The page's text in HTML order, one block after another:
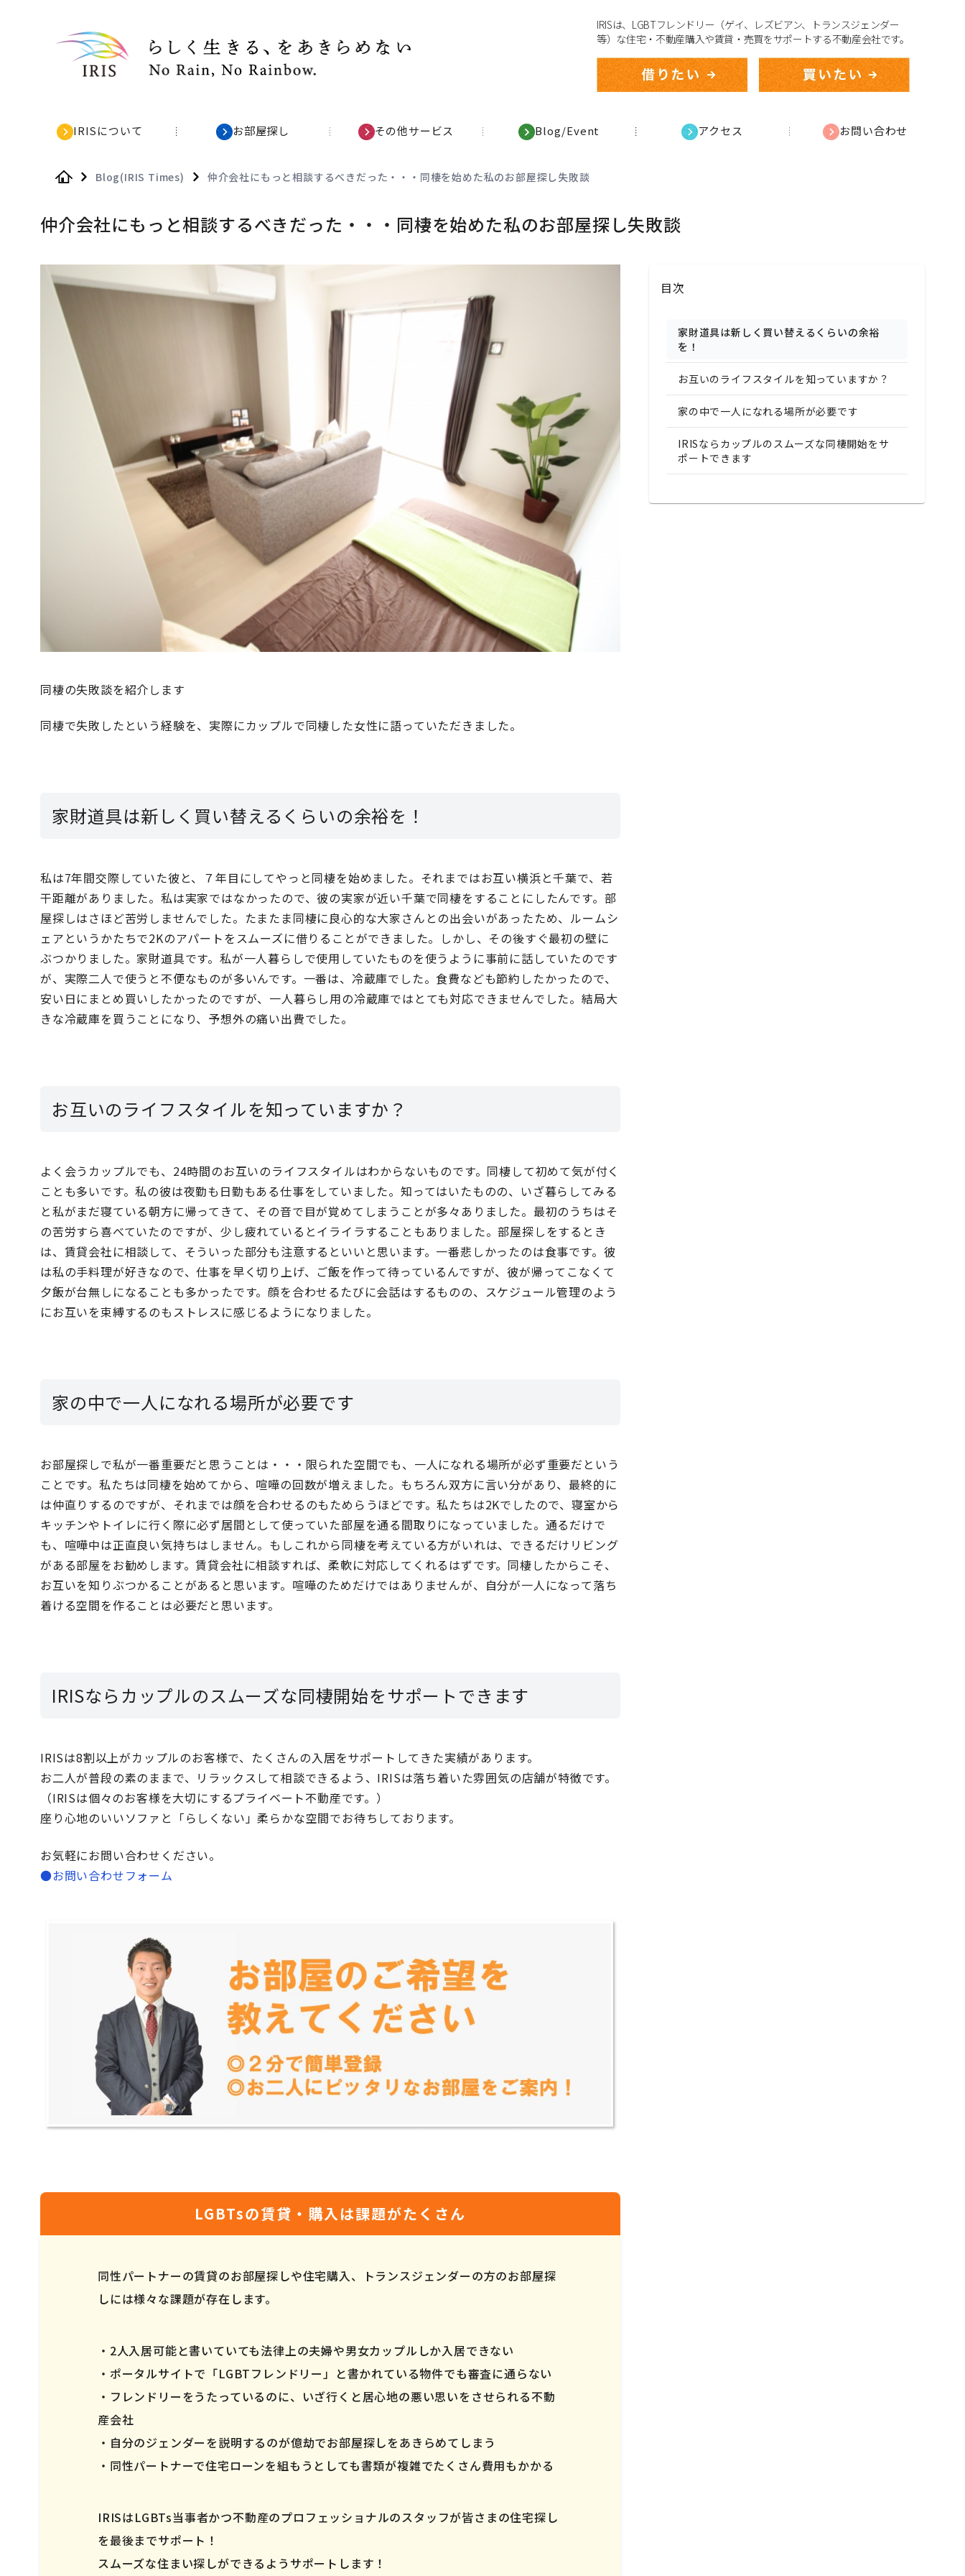
IRISは、LGBTフレンドリー（ゲイ、レズビアン、トランスジェンダー
等）な住宅・不動産購入や賃貸・売買をサポートする不動産会社です。
IRISについて お部屋探し その他サービス Blog/Event アクセス お問い合わせ
Blog(IRIS Times) 仲介会社にもっと相談するべきだった・・・同棲を始めた私のお部屋探し失敗談
仲介会社にもっと相談するべきだった・・・同棲を始めた私のお部屋探し失敗談
同棲の失敗談を紹介します
同棲で失敗したという経験を、実際にカップルで同棲した女性に語っていただきました。
家財道具は新しく買い替えるくらいの余裕を！
私は7年間交際していた彼と、７年目にしてやっと同棲を始めました。それまではお互い横浜と千葉で、若
干距離がありました。私は実家ではなかったので、彼の実家が近い千葉で同棲をすることにしたんです。部
屋探しはさほど苦労しませんでした。たまたま同棲に良心的な大家さんとの出会いがあったため、ルームシ
ェアというかたちで2Kのアパートをスムーズに借りることができました。しかし、その後すぐ最初の壁に
ぶつかりました。家財道具です。私が一人暮らしで使用していたものを使うように事前に話していたのです
が、実際二人で使うと不便なものが多いんです。一番は、冷蔵庫でした。食費なども節約したかったので、
安い日にまとめ買いしたかったのですが、一人暮らし用の冷蔵庫ではとても対応できませんでした。結局大
きな冷蔵庫を買うことになり、予想外の痛い出費でした。
お互いのライフスタイルを知っていますか？
よく会うカップルでも、24時間のお互いのライフスタイルはわからないものです。同棲して初めて気が付く
ことも多いです。私の彼は夜勤も日勤もある仕事をしていました。知ってはいたものの、いざ暮らしてみる
と私がまだ寝ている朝方に帰ってきて、その音で目が覚めてしまうことが多々ありました。最初のうちはそ
の苦労すら喜べていたのですが、少し疲れているとイライラすることもありました。部屋探しをするとき
は、賃貸会社に相談して、そういった部分も注意するといいと思います。一番悲しかったのは食事です。彼
は私の手料理が好きなので、仕事を早く切り上げ、ご飯を作って待っているんですが、彼が帰ってこなくて
夕飯が台無しになることも多かったです。顔を合わせるたびに会話はするものの、スケジュール管理のよう
にお互いを束縛するのもストレスに感じるようになりました。
家の中で一人になれる場所が必要です
お部屋探しで私が一番重要だと思うことは・・・限られた空間でも、一人になれる場所が必ず重要だという
ことです。私たちは同棲を始めてから、喧嘩の回数が増えました。もちろん双方に言い分があり、最終的に
は仲直りするのですが、それまでは顔を合わせるのもためらうほどです。私たちは2Kでしたので、寝室から
キッチンやトイレに行く際に必ず居間として使っていた部屋を通る間取りになっていました。通るだけで
も、喧嘩中は正直良い気持ちはしません。もしこれから同棲を考えている方がいれは、できるだけリビング
がある部屋をお勧めします。賃貸会社に相談すれば、柔軟に対応してくれるはずです。同棲したからこそ、
お互いを知りぶつかることがあると思います。喧嘩のためだけではありませんが、自分が一人になって落ち
着ける空間を作ることは必要だと思います。
IRISならカップルのスムーズな同棲開始をサポートできます
IRISは8割以上がカップルのお客様で、たくさんの入居をサポートしてきた実績があります。
お二人が普段の素のままで、リラックスして相談できるよう、IRISは落ち着いた雰囲気の店舗が特徴です。
（IRISは個々のお客様を大切にするプライベート不動産です。）
座り心地のいいソファと「らしくない」柔らかな空間でお待ちしております。
お気軽にお問い合わせください。
●お問い合わせフォーム
LGBTsの賃貸・購入は課題がたくさん
同性パートナーの賃貸のお部屋探しや住宅購入、トランスジェンダーの方のお部屋探
しには様々な課題が存在します。
2人入居可能と書いていても法律上の夫婦や男女カップルしか入居できない
ポータルサイトで「LGBTフレンドリー」と書かれている物件でも審査に通らない
フレンドリーをうたっているのに、いざ行くと居心地の悪い思いをさせられる不動
産会社
自分のジェンダーを説明するのが億劫でお部屋探しをあきらめてしまう
同性パートナーで住宅ローンを組もうとしても書類が複雑でたくさん費用もかかる
IRISはLGBTs当事者かつ不動産のプロフェッショナルのスタッフが皆さまの住宅探し
を最後までサポート！
スムーズな住まい探しができるようサポートします！
目次
家財道具は新しく買い替えるくらいの余裕
を！
お互いのライフスタイルを知っていますか？
家の中で一人になれる場所が必要です
IRISならカップルのスムーズな同棲開始をサ
ポートできます